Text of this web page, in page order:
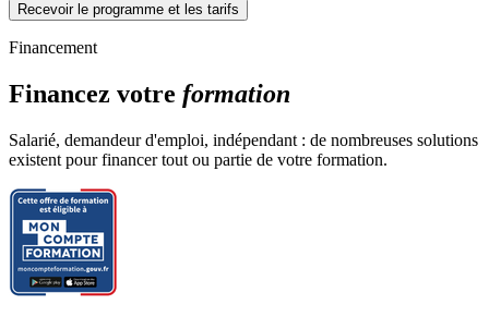
Comprendre les calques et leur fonctionnement
Création, gestion, et organisation des calques.
Masques de fusion et d’écrêtage
Utilisation des masques pour des ajustements non
Utilisation des masques pour des ajustements non destructifs
et des compositions complexes.
Module 3 : Retouches photo essentielles
Ajustements de base
Modifier la luminosité, le contraste, et la saturation des
images.
Modifier la luminosité, le contraste, et la saturation des
Recevoir le programme et les tarifs
Financement
Financez votre formation
Salarié, demandeur d'emploi, indépendant : de nombreuses solutions
existent pour financer tout ou partie de votre formation.